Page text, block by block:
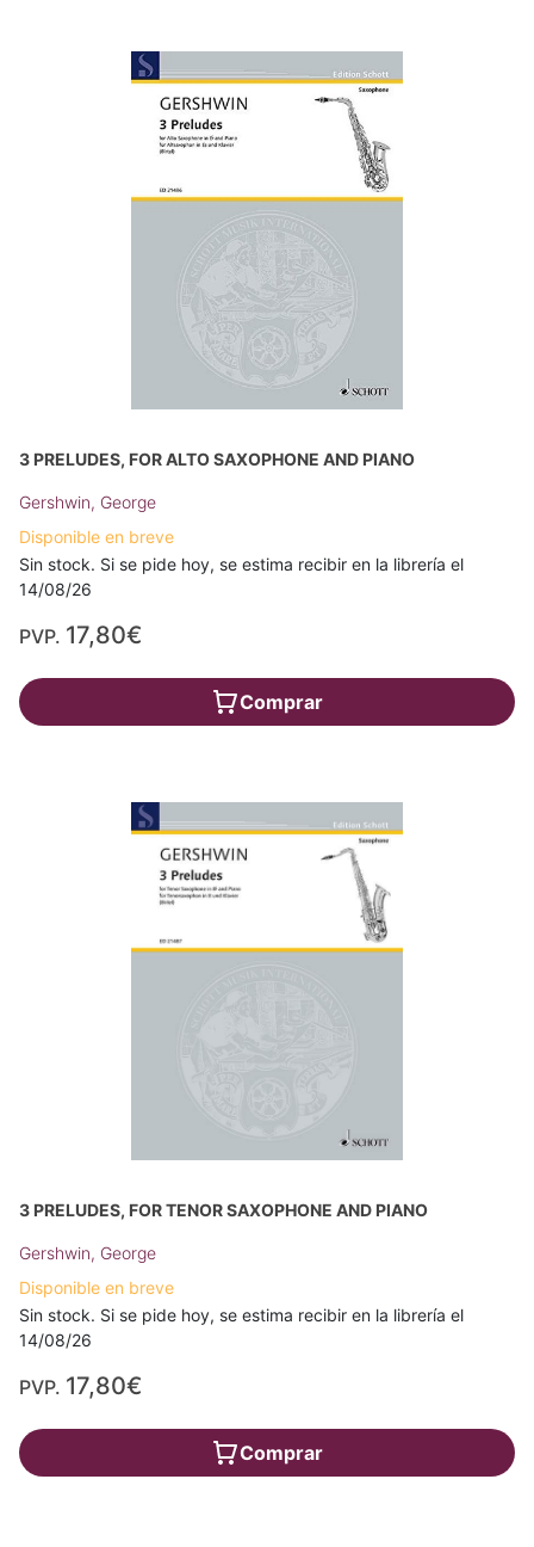
3 PRELUDES, FOR ALTO SAXOPHONE AND PIANO
Gershwin, George
Disponible en breve
Sin stock. Si se pide hoy, se estima recibir en la librería el
14/08/26
PVP. 17,80€
Comprar
3 PRELUDES, FOR TENOR SAXOPHONE AND PIANO
Gershwin, George
Disponible en breve
Sin stock. Si se pide hoy, se estima recibir en la librería el
14/08/26
PVP. 17,80€
Comprar